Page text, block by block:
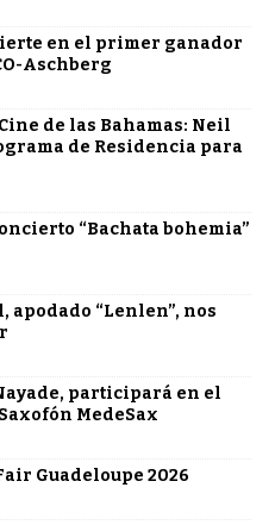
en el primer ganador
Aschberg
de las Bahamas: Neil
de Residencia para
“Bachata bohemia”
apodado “Lenlen”, nos
participará en el
MedeSax
Guadeloupe 2026